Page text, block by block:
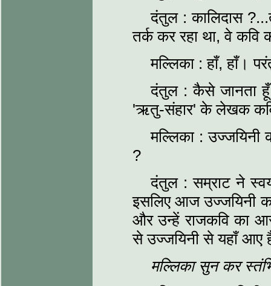
दंतुल : कालिदास
तर्क कर रहा था, वे कवि
मल्लिका : हाँ, हाँ।
दंतुल : कैसे जानता हूँ
'ऋतु-संहार' के लेखक
मल्लिका : उज्जयिनी
?
दंतुल : सम्राट ने
इसलिए आज उज्जयिनी
और उन्हें राजकवि का
से उज्जयिनी से यहाँ आए
मल्लिका सुन कर